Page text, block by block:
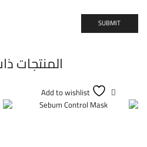
المنتجات
Add to wishlist